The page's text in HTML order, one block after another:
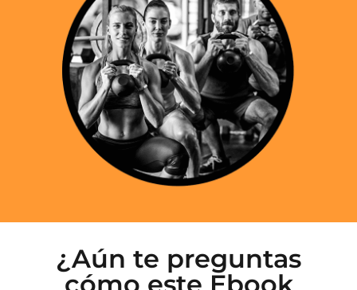
¿Aún te preguntas